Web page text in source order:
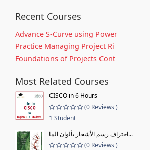
Recent Courses
Advance S-Curve using Power
Practice Managing Project Ri
Foundations of Projects Cont
Most Related Courses
CISCO in 6 Hours
(0 Reviews )
1 Student
احتراف رسم الأشجار بألوان الما...
(0 Reviews )